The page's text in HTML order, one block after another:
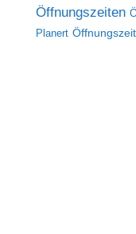
Öffnungszeiten
Planert